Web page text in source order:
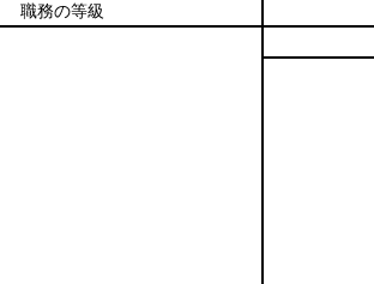
職務の等級